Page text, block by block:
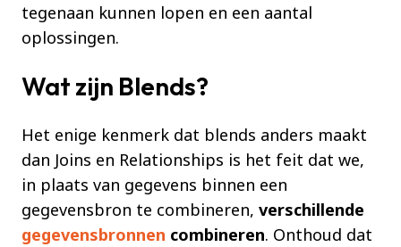
tegenaan kunnen lopen en een aantal
oplossingen.
Wat zijn Blends?
Het enige kenmerk dat blends anders maakt
dan Joins en Relationships is het feit dat we,
in plaats van gegevens binnen een
gegevensbron te combineren, verschillende
gegevensbronnen combineren. Onthoud dat